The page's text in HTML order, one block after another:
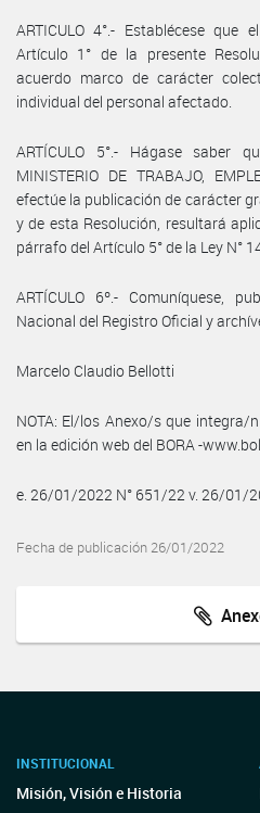
ARTICULO 4°.- Establécese
Artículo 1° de la presente
acuerdo marco de carácter
individual del personal afectado.
ARTÍCULO 5°.- Hágase saber
MINISTERIO DE TRABAJO,
efectúe la publicación de carácter
y de esta Resolución, resultará
párrafo del Artículo 5° de la Ley N°
ARTÍCULO 6º.- Comuníquese,
Nacional del Registro Oficial y
Marcelo Claudio Bellotti
NOTA: El/los Anexo/s que integra/
en la edición web del BORA -
e. 26/01/2022 N° 651/22 v. 26/01/
Fecha de publicación 26/01/2022
INSTITUCIONAL
Misión, Visión e Historia